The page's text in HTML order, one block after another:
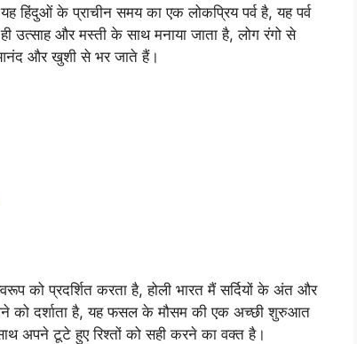
हिंदुओं के प्राचीन समय का एक लोकप्रिय पर्व है, यह पर्व
उत्साह और मस्ती के साथ मनाया जाता है, लोग रंगो से
और खुशी से भर जाते हैं।
को प्रदर्शित करता है, होली भारत मैं सर्दियों के अंत और
दर्शाता है, यह फसल के मौसम की एक अच्छी शुरुआत
अपने टूटे हुए रिश्तों को सही करने का वक्त है।